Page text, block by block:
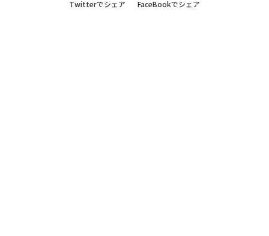
Twitterでシェア FaceBookでシェア